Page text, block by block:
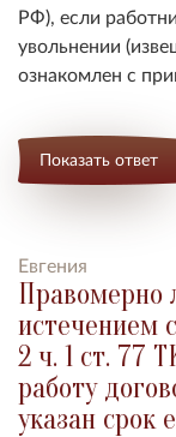
РФ), если
увольнении
ознакомлен с
Показать ответ
Евгения
Правомерно
истечением
2 ч. 1 ст. 77
работу
указан срок